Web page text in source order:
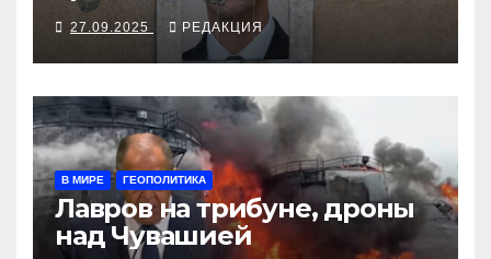
Москву экс-диктатора
27.09.2025 РЕДАКЦИЯ
В МИРЕ ГЕОПОЛИТИКА
Лавров на трибуне, дроны
над Чувашией